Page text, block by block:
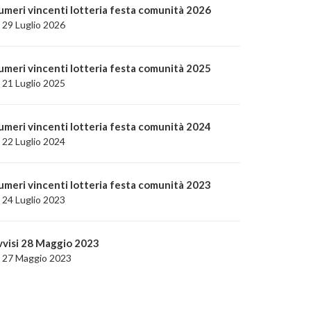
vincenti lotteria festa comunità 2026
29 Luglio 2026
vincenti lotteria festa comunità 2025
21 Luglio 2025
vincenti lotteria festa comunità 2024
22 Luglio 2024
vincenti lotteria festa comunità 2023
24 Luglio 2023
28 Maggio 2023
27 Maggio 2023